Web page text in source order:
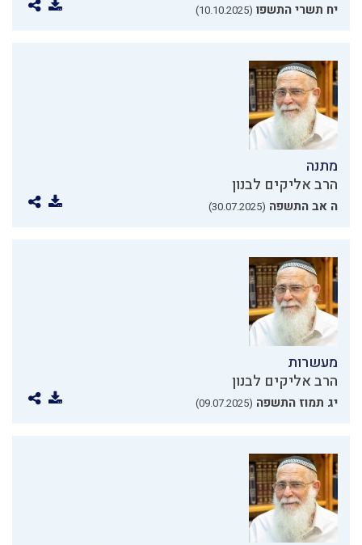
יח תשרי התשפו (10.10.2025)
מתנה
הרב אליקים לבנון
ה אב התשפה (30.07.2025)
מעשרות
הרב אליקים לבנון
יג תמוז התשפה (09.07.2025)